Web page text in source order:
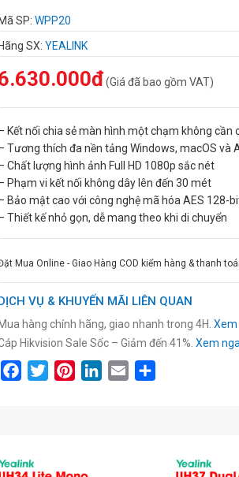
SP: WPP20
SX: YEALINK
(Giá đã bao gồm VAT)
Kết nối chia sẻ màn hình một chạm không cần
Tương thích đa nền tảng Windows, macOS và
Chất lượng hình ảnh Full HD 1080p sắc nét
Phạm vi kết nối không dây lên đến 30 mét
Bảo mật cao với công nghệ mã hóa AES 128-
Thiết kế nhỏ gọn, dễ mang theo khi di chuyển
Mua Online - Giao Hàng COD kiểm hàng & thanh
VỤ & KHUYẾN MÃI LIÊN QUAN
Mua hàng chính hãng, giao nhanh trong 4H.
Hikvision Sale Sốc – Giảm đến 41%. Xem
FacebookTwitterPinterestLinkedIn
Email